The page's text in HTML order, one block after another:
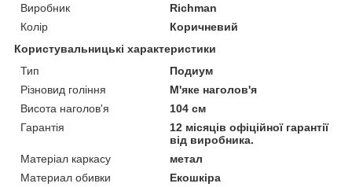
Виробник
Richman
Колір
Коричневий
Користувальницькі характеристики
Тип
Подиум
Різновид гоління
М'яке наголов'я
Висота наголов'я
104 см
Гарантія
12 місяців офіційної гарантії
від виробника.
Матеріал каркасу
метал
Материал обивки
Екошкіра